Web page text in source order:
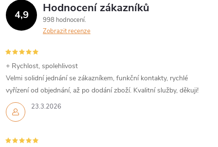
d
a
c
í
p
r
4,9 Hodnocení zákazníků
998 hodnocení
Zobrazit recenze
23.3.2026
+ Rychlost, spolehlivost
Velmi solidní jednání se zákazníkem, funkční kontakty, rychlé
vyřízení od objednání, až po dodání zboží. Kvalitní služby, děkuji!